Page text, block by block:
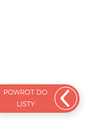
POWROT DO
LISTY